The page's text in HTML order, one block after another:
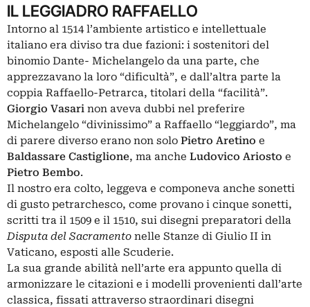
IL LEGGIADRO RAFFAELLO
Intorno al 1514 l’ambiente artistico e intellettuale
italiano era diviso tra due fazioni: i sostenitori del
binomio Dante- Michelangelo da una parte, che
apprezzavano la loro “dificultà”, e dall’altra parte la
coppia Raffaello-Petrarca, titolari della “facilità”.
Giorgio Vasari non aveva dubbi nel preferire
Michelangelo “divinissimo” a Raffaello “leggiardo”, ma
di parere diverso erano non solo Pietro Aretino e
Baldassare Castiglione, ma anche Ludovico Ariosto e
Pietro Bembo.
Il nostro era colto, leggeva e componeva anche sonetti
di gusto petrarchesco, come provano i cinque sonetti,
scritti tra il 1509 e il 1510, sui disegni preparatori della
Disputa del Sacramento nelle Stanze di Giulio II in
Vaticano, esposti alle Scuderie.
La sua grande abilità nell’arte era appunto quella di
armonizzare le citazioni e i modelli provenienti dall’arte
classica, fissati attraverso straordinari disegni